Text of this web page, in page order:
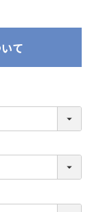
て